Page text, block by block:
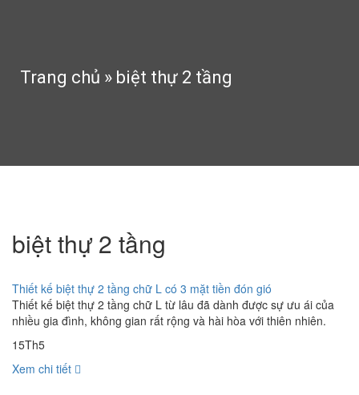
Trang chủ » biệt thự 2 tầng
biệt thự 2 tầng
Thiết kế biệt thự 2 tầng chữ L có 3 mặt tiền đón gió
Thiết kế biệt thự 2 tầng chữ L từ lâu đã dành được sự ưu ái của
nhiều gia đình, không gian rất rộng và hài hòa với thiên nhiên.
15Th5
Xem chi tiết